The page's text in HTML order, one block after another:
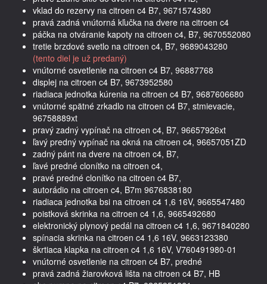
vklad do rezervy na citroen c4 B7, 9671574380
pravá zadná vnútorná kľučka na dvere na citroen c4
páčka na otváranie kapoty na citroen c4, B7, 9670552080
tretie brzdové svetlo na citroen c4, B7, 9689043280
(tento diel je už predaný)
vnútorné osvetlenie na citroen c4 B7, 96887768
displej na citroen c4 B7, 9673952580
riadiaca jednotka kúrenia na citroen c4 B7, 9687606680
vnútorné spätné zrkadlo na citroen c4 B7, stmievacie,
96758889xt
pravý zadný vypínač na citroen c4, B7, 96657926xt
ľavý predný vypínač na okná na citroen c4, 96657051ZD
zadný pánt na dvere na citroen c4, B7,
ľavé predné clonítko na citroen c4,
pravé predné clonítko na citroen c4 B7,
autorádio na citroen c4, B7m 9676838180
riadiaca jednotka bsi na citroen c4 1,6 16V, 9665547480
poistková skrinka na citroen c4 1,6, 9665492680
elektronický plynový pedál na citroen c4 1,6, 9671840280
spínacia skrinka na citroen c4 1,6 16V, 9663123380
škrtiaca klapka na citroen c4 1,6 16V, V760491980-01
vnútorné osvetlenie na citroen c4 B7, predné
pravá zadná žiarovková lišta na citroen c4 B7, HB